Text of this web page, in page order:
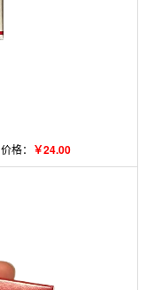
价格： ￥24.00